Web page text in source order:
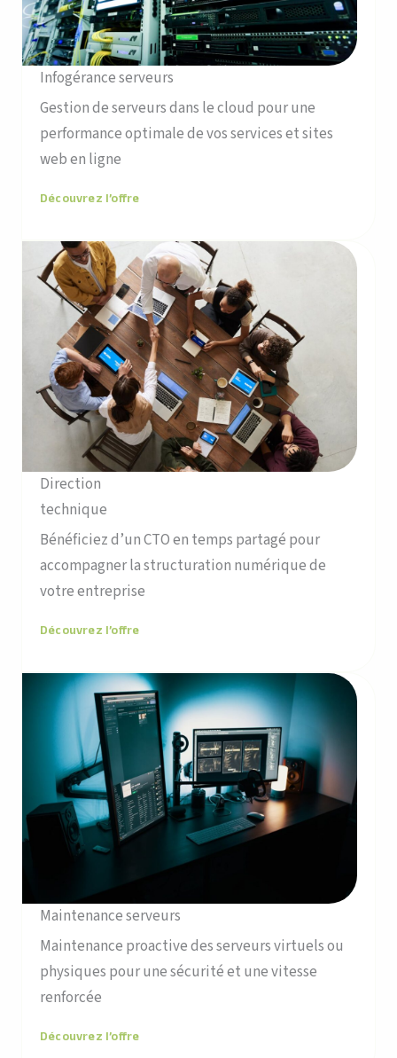
Infogérance serveurs
Gestion de serveurs dans le cloud pour une
performance optimale de vos services et sites
web en ligne
Découvrez l’offre
Direction
technique
Bénéficiez d’un CTO en temps partagé pour
accompagner la structuration numérique de
votre entreprise
Découvrez l’offre
Maintenance serveurs
Maintenance proactive des serveurs virtuels ou
physiques pour une sécurité et une vitesse
renforcée
Découvrez l’offre